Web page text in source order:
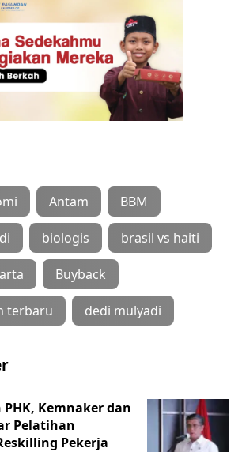
Antam BBM
biologis brasil vs haiti
Buyback
terbaru dedi mulyadi
Kemnaker dan
Pelatihan
Pekerja